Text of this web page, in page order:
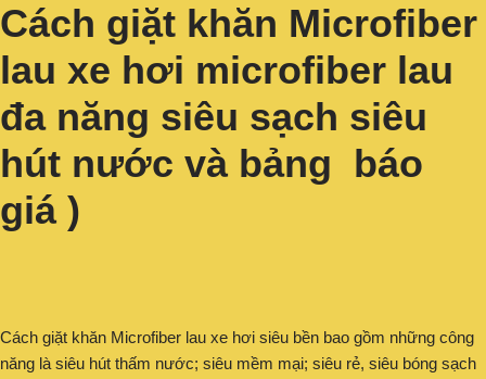
Cách giặt khăn Microfiber
lau xe hơi microfiber lau
đa năng siêu sạch siêu
hút nước và bảng báo
giá )
Cách giặt khăn Microfiber lau xe hơi siêu bền bao gồm những công
năng là siêu hút thấm nước; siêu mềm mại; siêu rẻ, siêu bóng sạch